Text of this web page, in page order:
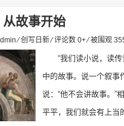
故事开始
⁄创写日新⁄ 评论数 0+ ⁄ 被围观
“我们读小说，读
中的故事。说一个叙事
说：“他不会讲故事。”
平平，我们就会有上当